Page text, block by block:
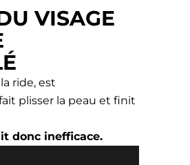
VISAGE
ride, est
plisser la peau et finit
donc inefficace.